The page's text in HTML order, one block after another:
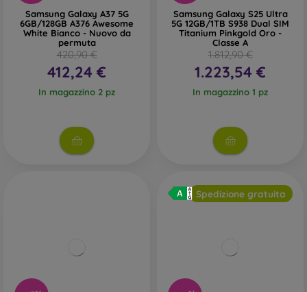
Samsung Galaxy A37 5G
6GB/128GB A376 Awesome
White Bianco - Nuovo da
permuta
420,90 €
412,24 €
In magazzino 2 pz
Samsung Galaxy S25 Ultra
5G 12GB/1TB S938 Dual SIM
Titanium Pinkgold Oro -
Classe A
1.812,90 €
1.223,54 €
In magazzino 1 pz
Spedizione gratuita